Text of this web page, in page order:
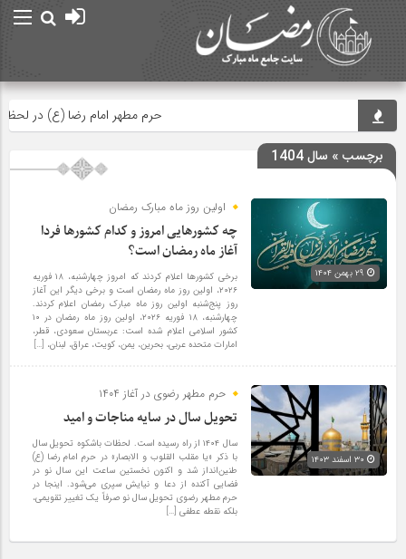
حرم مطهر امام رضا (ع) در لحظه
برچسب » سال 1404
اولین روز ماه مبارک رمضان
چه کشورهایی امروز و کدام کشورها فردا
آغاز ماه رمضان است؟
برخی کشورها اعلام کردند که امروز چهارشنبه، ۱۸ فوریه
۲۰۲۶، اولین روز ماه رمضان است و برخی دیگر این آغاز
روز پنج‌شنبه اولین روز ماه مبارک رمضان اعلام کردند.
چهارشنبه، ۱۸ فوریه ۲۰۲۶، اولین روز ماه رمضان در ۱۰
کشور اسلامی اعلام شده است: عربستان سعودی، قطر،
امارات متحده عربی، بحرین، یمن، کویت، عراق، لبنان، […]
حرم مطهر رضوی در آغاز ۱۴۰۴
تحویل سال در سایه مناجات و امید
سال ۱۴۰۴ از راه رسیده است. لحظات باشکوه تحویل سال
با ذکر «یا مقلب القلوب و الابصار» در حرم امام رضا (ع)
طنین‌انداز شد و اکنون نخستین ساعت‌ این سال نو در
فضایی آکنده از دعا و نیایش سپری می‌شود. اینجا در
حرم مطهر رضوی تحویل سال نو صرفاً یک تغییر تقویمی،
بلکه نقطه عطفی […]